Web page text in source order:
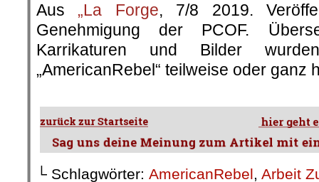
Aus „La Forge, 7/8 2019.
Genehmigung der PCOF.
Karrikaturen und Bilder
„AmericanRebel“ teilweise oder ganz
└ Schlagwörter: AmericanRebel, Arbeit